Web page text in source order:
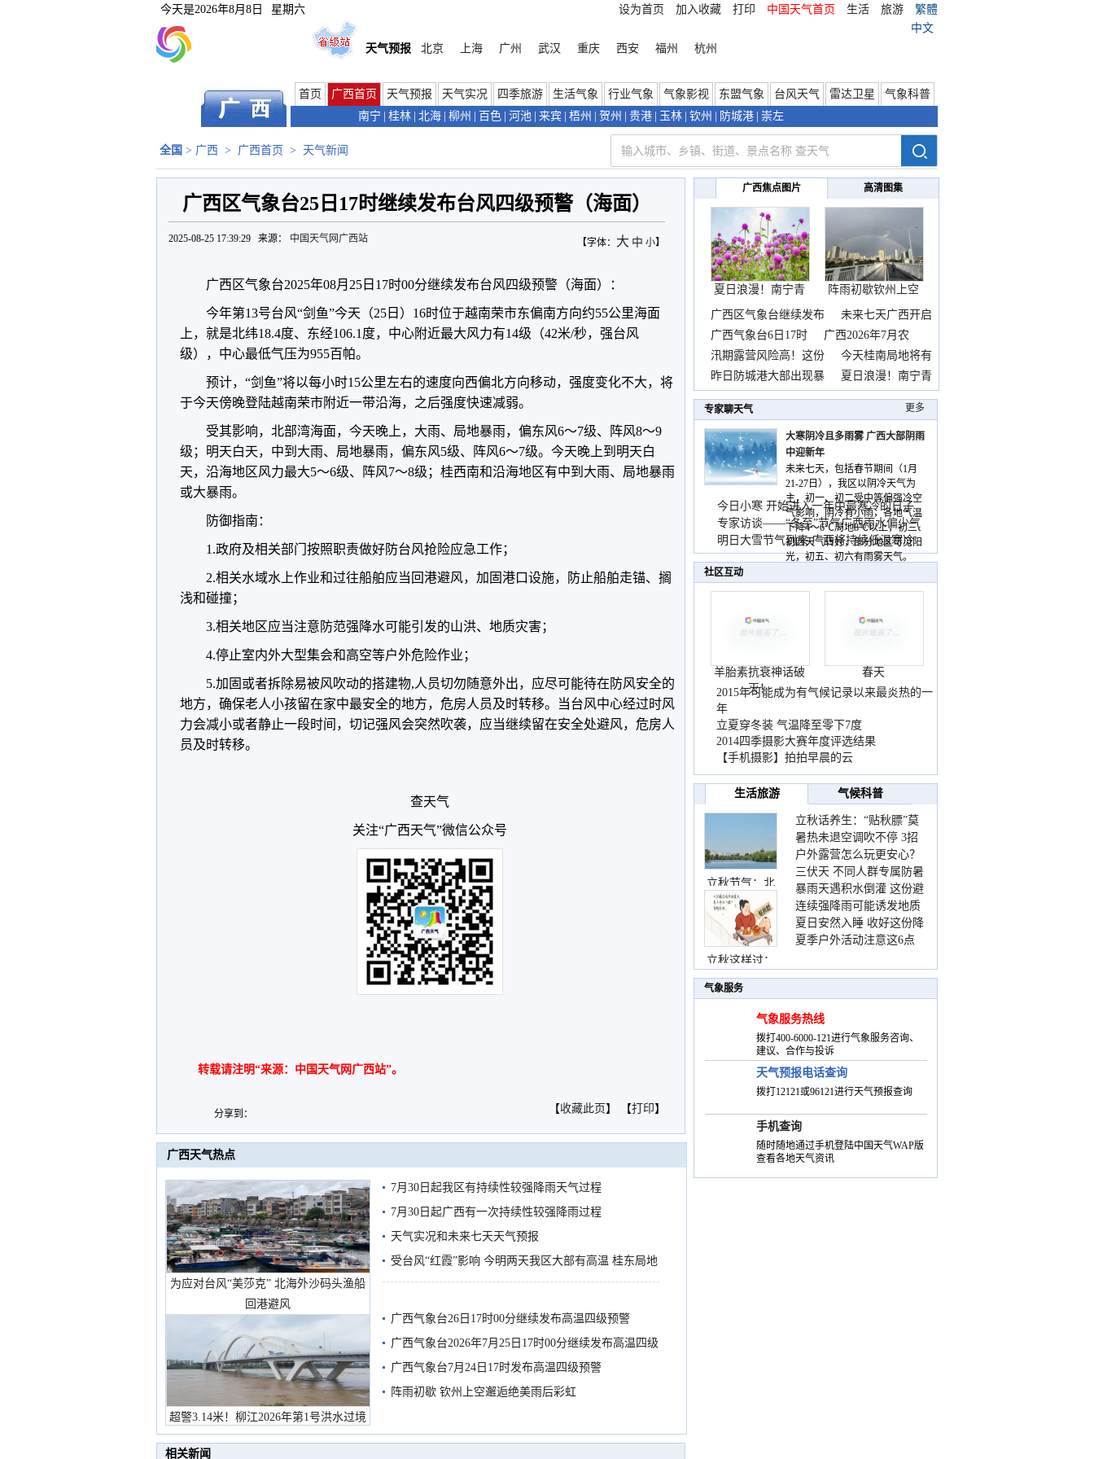
今天是2026年8月8日 星期六 设为首页 加入收藏 打印 中国天气首页 生活 旅游
繁體
中文
天气预报
北京 上海 广州 武汉 重庆 西安 福州 杭州
首页 广西首页 天气预报 天气实况 四季旅游 生活气象 行业气象 气象影视 东盟气象 台风天气 雷达卫星
气象科普
南宁
桂林 北海 柳州 百色 河池 来宾 梧州 贺州 贵港 玉林 钦州 防城港 崇左
全国 > 广西 > 广西首页 > 天气新闻
广西区气象台25日17时继续发布台风四级预警（海面）
【字体： 大 中 小】
2025-08-25 17:39:29 来源： 中国天气网广西站
广西区气象台2025年08月25日17时00分继续发布台风四级预警（海面）：
今年第13号台风“剑鱼”今天（25日）16时位于越南荣市东偏南方向约55公里海面
上，就是北纬18.4度、东经106.1度，中心附近最大风力有14级（42米/秒，强台风
级），中心最低气压为955百帕。
预计，“剑鱼”将以每小时15公里左右的速度向西偏北方向移动，强度变化不大，将
于今天傍晚登陆越南荣市附近一带沿海，之后强度快速减弱。
受其影响，北部湾海面，今天晚上，大雨、局地暴雨，偏东风6～7级、阵风8～9
级；明天白天，中到大雨、局地暴雨，偏东风5级、阵风6～7级。今天晚上到明天白
天，沿海地区风力最大5～6级、阵风7～8级；桂西南和沿海地区有中到大雨、局地暴雨
或大暴雨。
防御指南：
1.政府及相关部门按照职责做好防台风抢险应急工作；
2.相关水域水上作业和过往船舶应当回港避风，加固港口设施，防止船舶走锚、搁
浅和碰撞；
3.相关地区应当注意防范强降水可能引发的山洪、地质灾害；
4.停止室内外大型集会和高空等户外危险作业；
5.加固或者拆除易被风吹动的搭建物,人员切勿随意外出，应尽可能待在防风安全的
地方，确保老人小孩留在家中最安全的地方，危房人员及时转移。当台风中心经过时风
力会减小或者静止一段时间，切记强风会突然吹袭，应当继续留在安全处避风，危房人
员及时转移。
查天气
关注“广西天气”微信公众号
转载请注明“来源：中国天气网广西站”。
分享到： 【收藏此页 】 【打印】
广西天气热点
为应对台风“美莎克” 北海外沙码头渔船
回港避风
超警3.14米！柳江2026年第1号洪水过境
市民在堤岸见证汛况
7月30日起我区有持续性较强降雨天气过程
7月30日起广西有一次持续性较强降雨过程
天气实况和未来七天天气预报
受台风“红霞”影响 今明两天我区大部有高温 桂东局地
有较强降雨
广西气象台26日17时00分继续发布高温四级预警
广西气象台2026年7月25日17时00分继续发布高温四级
预警
广西气象台7月24日17时发布高温四级预警
阵雨初歇 钦州上空邂逅绝美雨后彩虹
相关新闻
广西焦点图片 高清图集
夏日浪漫！南宁青
秀山
阵雨初歇钦州上空
邂逅
广西区气象台继续发布
未来七天广西开启
晴热
广西气象台6日17时
广西2026年7月农
汛期露营风险高！这份
今天桂南局地将有
暴雨
昨日防城港大部出现暴
夏日浪漫！南宁青
秀山
专家聊天气 更多
大寒阴冷且多雨雾 广西大部阴雨
中迎新年
未来七天，包括春节期间（1月
21-27日），我区以阴冷天气为
主，初一、初二受中等偏强冷空
气影响，阴冷有小雨，各地气温
下降4～6℃局地8℃以上，初三、
初四天气转好，部分地区可见阳
光，初五、初六有雨雾天气。
今日小寒 开始进入一年中最寒冷的日子
专家访谈——“冬至”节气广西雨水偏少气
温低
明日大雪节气到来 广西将持续低温寒冷
天气
社区互动
羊胎素抗衰神话破
灭！
春天
2015年可能成为有气候记录以来最炎热的一
年
立夏穿冬装 气温降至零下7度
2014四季摄影大赛年度评选结果
【手机摄影】拍拍早晨的云
生活旅游 气候科普
立秋节气：北
立秋这样过：
立秋话养生：“贴秋膘”莫
着急 先清暑再防燥
暑热未退空调吹不停 3招
护住肩颈不酸痛
户外露营怎么玩更安心？
这份攻略请收好
三伏天 不同人群专属防暑
要点请收好
暴雨天遇积水倒灌 这份避
险提示请收好
连续强降雨可能诱发地质
灾害 这些前兆要知道
夏日安然入睡 收好这份降
温小贴士
夏季户外活动注意这6点
气象服务
气象服务热线
拨打400-6000-121进行气象服务咨询、
建议、合作与投诉
天气预报电话查询
拨打12121或96121进行天气预报查询
手机查询
随时随地通过手机登陆中国天气WAP版
查看各地天气资讯